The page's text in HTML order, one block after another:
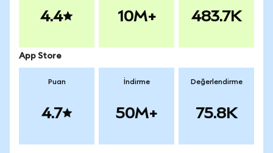
4.4 10M+ 483.7K
App Store
Puan
4.7
İndirme
50M+
Değerlendirme
75.8K